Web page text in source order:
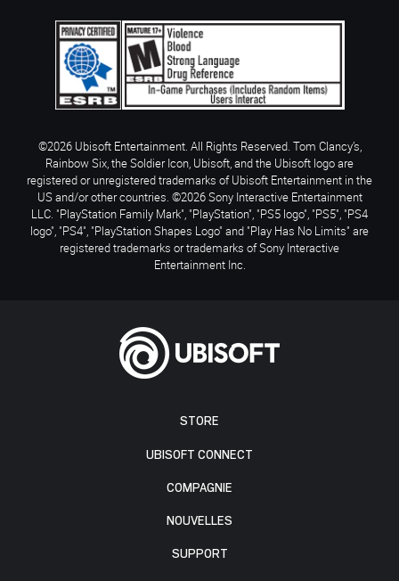
STORE
UBISOFT CONNECT
COMPAGNIE
NOUVELLES
SUPPORT
©2026 Ubisoft Entertainment. All Rights Reserved. Tom Clancy’s,
Rainbow Six, the Soldier Icon, Ubisoft, and the Ubisoft logo are
registered or unregistered trademarks of Ubisoft Entertainment in the
US and/or other countries. ©2026 Sony Interactive Entertainment
LLC. "PlayStation Family Mark", "PlayStation", "PS5 logo", "PS5", "PS4
logo", "PS4", "PlayStation Shapes Logo" and "Play Has No Limits" are
registered trademarks or trademarks of Sony Interactive
Entertainment Inc.